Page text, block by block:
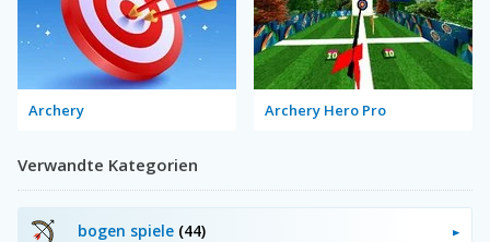
Archery Archery Hero Pro
Verwandte Kategorien
bogen spiele (44)